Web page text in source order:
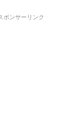
ポンサーリンク